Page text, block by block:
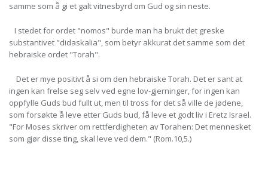
samme som å gi et galt vitnesbyrd om Gud og sin neste.
I stedet for ordet "nomos" burde man ha brukt det greske
substantivet "didaskalia", som betyr akkurat det samme som det
hebraiske ordet "Torah".
Det er mye positivt å si om den hebraiske Torah. Det er sant at
ingen kan frelse seg selv ved egne lov-gjerninger, for ingen kan
oppfylle Guds bud fullt ut, men til tross for det så ville de jødene,
som forsøkte å leve etter Guds bud, få leve et godt liv i Eretz Israel.
"For Moses skriver om rettferdigheten av Torahen: Det mennesket
som gjør disse ting, skal leve ved dem." (Rom.10,5.)